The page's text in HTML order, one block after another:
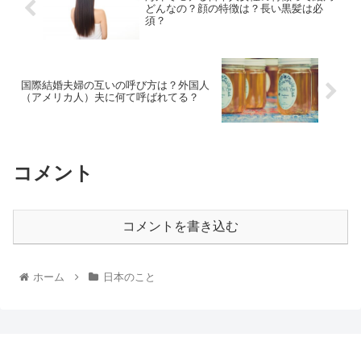
どんなの？顔の特徴は？長い黒髪は必
須？
国際結婚夫婦の互いの呼び方は？外国人
（アメリカ人）夫に何て呼ばれてる？
コメント
コメントを書き込む
ホーム 日本のこと